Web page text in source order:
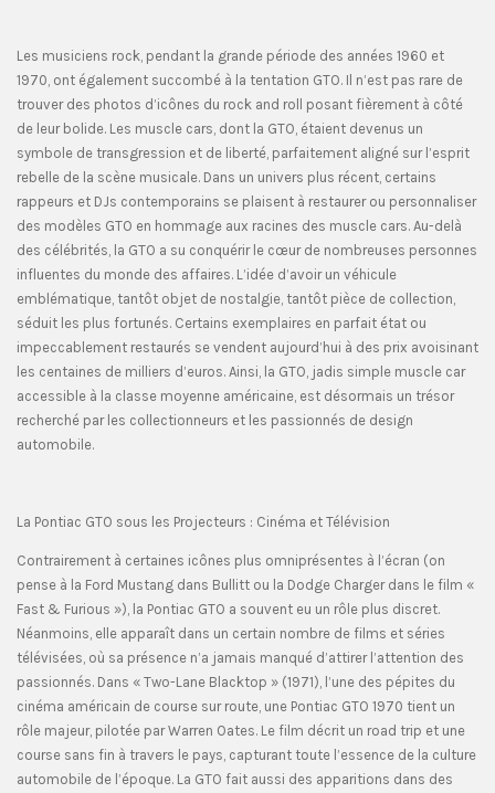
Les musiciens rock, pendant la grande période des années 1960 et
1970, ont également succombé à la tentation GTO. Il n’est pas rare de
trouver des photos d’icônes du rock and roll posant fièrement à côté
de leur bolide. Les muscle cars, dont la GTO, étaient devenus un
symbole de transgression et de liberté, parfaitement aligné sur l’esprit
rebelle de la scène musicale. Dans un univers plus récent, certains
rappeurs et DJs contemporains se plaisent à restaurer ou personnaliser
des modèles GTO en hommage aux racines des muscle cars. Au-delà
des célébrités, la GTO a su conquérir le cœur de nombreuses personnes
influentes du monde des affaires. L’idée d’avoir un véhicule
emblématique, tantôt objet de nostalgie, tantôt pièce de collection,
séduit les plus fortunés. Certains exemplaires en parfait état ou
impeccablement restaurés se vendent aujourd’hui à des prix avoisinant
les centaines de milliers d’euros. Ainsi, la GTO, jadis simple muscle car
accessible à la classe moyenne américaine, est désormais un trésor
recherché par les collectionneurs et les passionnés de design
automobile.
La Pontiac GTO sous les Projecteurs : Cinéma et Télévision
Contrairement à certaines icônes plus omniprésentes à l’écran (on
pense à la Ford Mustang dans Bullitt ou la Dodge Charger dans le film «
Fast & Furious »), la Pontiac GTO a souvent eu un rôle plus discret.
Néanmoins, elle apparaît dans un certain nombre de films et séries
télévisées, où sa présence n’a jamais manqué d’attirer l’attention des
passionnés. Dans « Two-Lane Blacktop » (1971), l’une des pépites du
cinéma américain de course sur route, une Pontiac GTO 1970 tient un
rôle majeur, pilotée par Warren Oates. Le film décrit un road trip et une
course sans fin à travers le pays, capturant toute l’essence de la culture
automobile de l’époque. La GTO fait aussi des apparitions dans des